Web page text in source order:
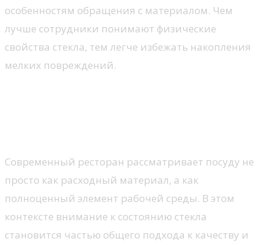
особенностям обращения с материалом. Чем
лучше сотрудники понимают физические
свойства стекла, тем легче избежать накопления
мелких повреждений.
Современный ресторан рассматривает посуду не
просто как расходный материал, а как
полноценный элемент рабочей среды. В этом
контексте внимание к состоянию стекла
становится частью общего подхода к качеству и